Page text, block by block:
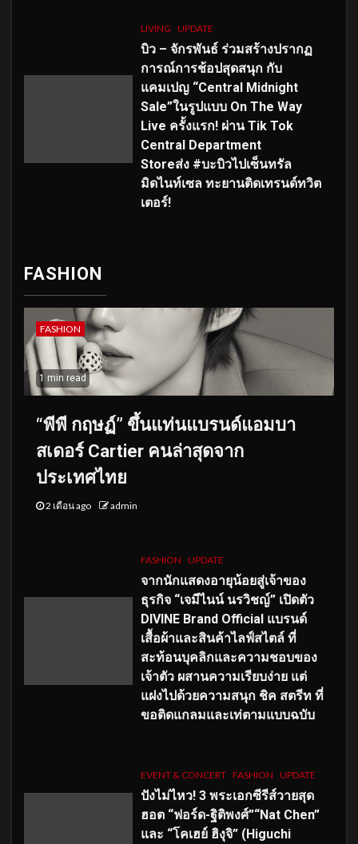
LIVING UPDATE
บิว – จักรพันธ์ ร่วมสร้างปรากฏ
การณ์การช้อปสุดสนุก กับ
แคมเปญ “Central Midnight
Sale”ในรูปแบบ On The Way
Live ครั้งแรก! ผ่าน Tik Tok
Central Department
Storeส่ง #บะบิวไปเซ็นทรัล
มิดไนท์เซล ทะยานติดเทรนด์ทวิต
เตอร์!
FASHION
FASHION
1 min read
“พีพี กฤษฏ์” ขึ้นแท่นแบรนด์แอมบา
สเดอร์ Cartier คนล่าสุดจาก
ประเทศไทย
2 เดือน ago admin
FASHION UPDATE
จากนักแสดงอายุน้อยสู่เจ้าของ
ธุรกิจ “เจมีไนน์ นรวิชญ์” เปิดตัว
DIVINE Brand Official แบรนด์
เสื้อผ้าและสินค้าไลฟ์สไตล์ ที่
สะท้อนบุคลิกและความชอบของ
เจ้าตัว ผสานความเรียบง่าย แต่
แฝงไปด้วยความสนุก ชิค สตรีท ที่
ขอติดแกลมและเท่ตามแบบฉบับ
EVENT & CONCERT FASHION UPDATE
ปังไม่ไหว! 3 พระเอกซีรีส์วายสุด
ฮอต “ฟอร์ด-ฐิติพงศ์”“Nat Chen”
และ “โคเฮย์ ฮิงุจิ” (Higuchi